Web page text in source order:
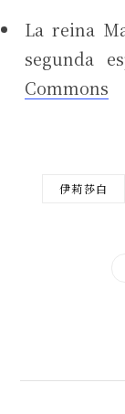
La reina
segunda
Commons
伊莉莎白